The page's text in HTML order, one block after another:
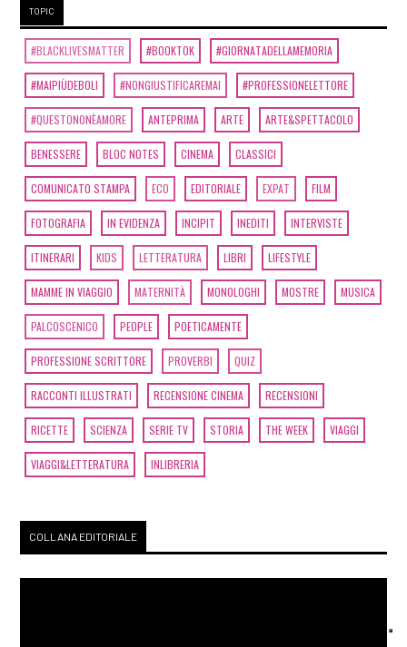
TOPIC
#BLACKLIVESMATTER #BOOKTOK #GIORNATADELLAMEMORIA
#MAIPIÙDEBOLI #NONGIUSTIFICAREMAI #PROFESSIONELETTORE
#QUESTONONÈAMORE ANTEPRIMA ARTE ARTE&SPETTACOLO
BENESSERE BLOC NOTES CINEMA CLASSICI
COMUNICATO STAMPA ECO EDITORIALE EXPAT FILM
FOTOGRAFIA IN EVIDENZA INCIPIT INEDITI INTERVISTE
ITINERARI KIDS LETTERATURA LIBRI LIFESTYLE
MAMME IN VIAGGIO MATERNITÀ MONOLOGHI MOSTRE MUSICA
PALCOSCENICO PEOPLE POETICAMENTE
PROFESSIONE SCRITTORE PROVERBI QUIZ
RACCONTI ILLUSTRATI RECENSIONE CINEMA RECENSIONI
RICETTE SCIENZA SERIE TV STORIA THE WEEK VIAGGI
VIAGGI&LETTERATURA INLIBRERIA
COLLANA EDITORIALE